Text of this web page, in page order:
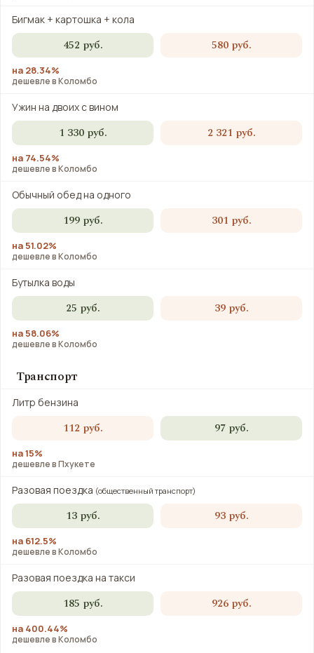
Бигмак + картошка + кола
452 руб. 580 руб.
на 28.34%
дешевле в Коломбо
Ужин на двоих с вином
1 330 руб. 2 321 руб.
на 74.54%
дешевле в Коломбо
Обычный обед на одного
199 руб. 301 руб.
на 51.02%
дешевле в Коломбо
Бутылка воды
25 руб. 39 руб.
на 58.06%
дешевле в Коломбо
Транспорт
Литр бензина
112 руб. 97 руб.
на 15%
дешевле в Пхукете
Разовая поездка (общественный транспорт)
13 руб. 93 руб.
на 612.5%
дешевле в Коломбо
Разовая поездка на такси
185 руб. 926 руб.
на 400.44%
дешевле в Коломбо